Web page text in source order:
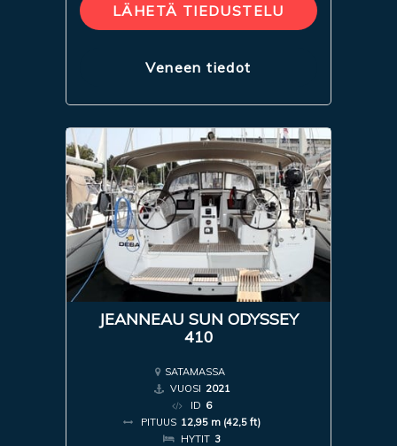
LÄHETÄ TIEDUSTELU
Veneen tiedot
JEANNEAU SUN ODYSSEY
410
SATAMASSA
VUOSI 2021
ID 6
PITUUS 12,95 m (42,5 ft)
HYTIT 3